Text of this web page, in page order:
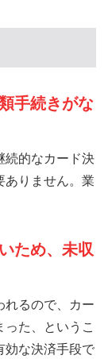
手続きがな
続的なカード決
ありません。業
ため、未収
れるので、カー
った、というこ
効な決済手段で